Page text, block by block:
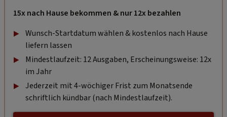
15x nach Hause bekommen & nur 12x bezahlen
Wunsch-Startdatum wählen & kostenlos nach Hause
liefern lassen
Mindestlaufzeit: 12 Ausgaben, Erscheinungsweise: 12x
im Jahr
Jederzeit mit 4-wöchiger Frist zum Monatsende
schriftlich kündbar (nach Mindestlaufzeit).